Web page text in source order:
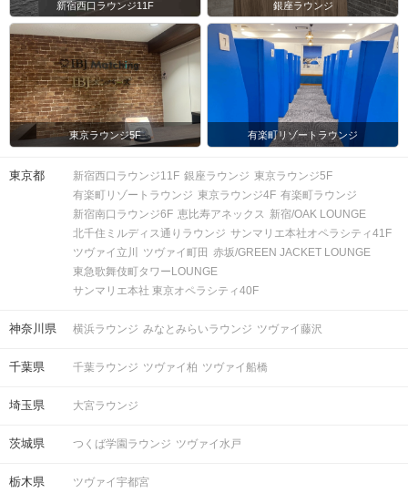
新宿西口ラウンジ11F 銀座ラウンジ
東京ラウンジ5F 有楽町リゾートラウンジ
東京都 新宿西口ラウンジ11F 銀座ラウンジ 東京ラウンジ5F
有楽町リゾートラウンジ 東京ラウンジ4F 有楽町ラウンジ
新宿南口ラウンジ6F 恵比寿アネックス 新宿/OAK LOUNGE
北千住ミルディス通りラウンジ サンマリエ本社オペラシティ41F
ツヴァイ立川
ツヴァイ町田 赤坂/GREEN JACKET LOUNGE
東急歌舞伎町タワーLOUNGE
サンマリエ本社 東京オペラシティ40F
神奈川県 横浜ラウンジ みなとみらいラウンジ ツヴァイ藤沢
千葉県 千葉ラウンジ ツヴァイ柏 ツヴァイ船橋
埼玉県 大宮ラウンジ
茨城県 つくば学園ラウンジ ツヴァイ水戸
栃木県 ツヴァイ宇都宮